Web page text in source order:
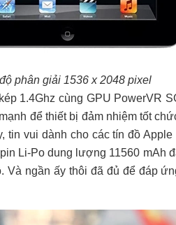
phân giải 1536 x 2048 pixel
1.4Ghz cùng GPU PowerVR
để thiết bị đảm nhiệm tốt
vui dành cho các tín đồ
Li-Po dung lượng 11560 mAh
ngần ấy thôi đã đủ để đáp